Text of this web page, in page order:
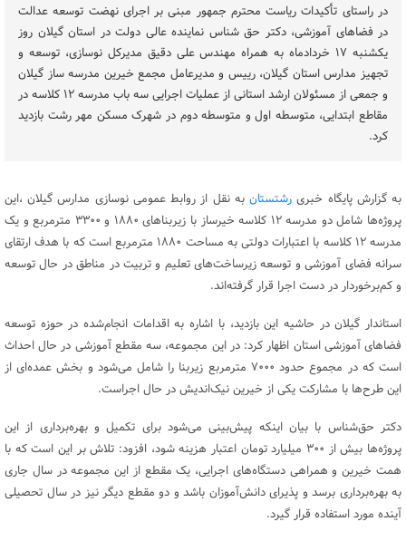
در راستای تأکیدات ریاست محترم جمهور مبنی بر اجرای نهضت توسعه عدالت
در فضاهای آموزشی، دکتر حق شناس نماینده عالی دولت در استان گیلان روز
یکشنبه ۱۷ خردادماه به همراه مهندس علی دقیق مدیرکل نوسازی، توسعه و
تجهیز مدارس استان گیلان، ريیس و مدیرعامل مجمع خیرین مدرسه ساز گیلان
و جمعی از مسئولان ارشد استانی از عملیات اجرایی سه باب مدرسه ۱۲ کلاسه در
مقاطع ابتدایی، متوسطه اول و متوسطه دوم در شهرک مسکن مهر رشت بازدید
کرد.
به گزارش پایگاه خبری رشتستانبه نقل از روابط عمومی نوسازی مدارس گیلان ،این
پروژه‌ها شامل دو مدرسه ۱۲ کلاسه خیرساز با زیربناهای ۱۸۸۰ و ۳۳۰۰ مترمربع و یک
مدرسه ۱۲ کلاسه با اعتبارات دولتی به مساحت ۱۸۸۰ مترمربع است که با هدف ارتقای
سرانه فضای آموزشی و توسعه زیرساخت‌های تعلیم و تربیت در مناطق در حال توسعه
و کم‌برخوردار در دست اجرا قرار گرفته‌اند.
استاندار گیلان در حاشیه این بازدید، با اشاره به اقدامات انجام‌شده در حوزه توسعه
فضاهای آموزشی استان اظهار کرد: در این مجموعه، سه مقطع آموزشی در حال احداث
است که در مجموع حدود ۷۰۰۰ مترمربع زیربنا را شامل می‌شود و بخش عمده‌ای از
این طرح‌ها با مشارکت یکی از خیرین نیک‌اندیش در حال اجراست.
دکتر حق‌شناس با بیان اینکه پیش‌بینی می‌شود برای تکمیل و بهره‌برداری از این
پروژه‌ها بیش از ۳۰۰ میلیارد تومان اعتبار هزینه شود، افزود: تلاش بر این است که با
همت خیرین و همراهی دستگاه‌های اجرایی، یک مقطع از این مجموعه در سال جاری
به بهره‌برداری برسد و پذیرای دانش‌آموزان باشد و دو مقطع دیگر نیز در سال تحصیلی
آینده مورد استفاده قرار گیرد.